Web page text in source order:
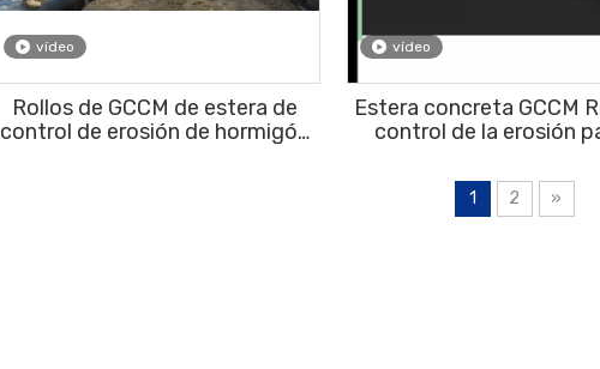
vídeo
Rollos de GCCM de estera de
control de erosión de hormigón
vídeo
Estera concreta GCCM
control de la erosión
y la protección de la
1 2 »